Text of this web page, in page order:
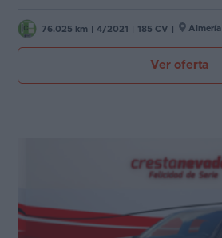
76.025 km 4/2021 185 CV Almería
Ver oferta